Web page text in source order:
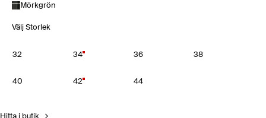
Mörkgrön
Välj Storlek
32 34 36 38
40 42 44
Hitta i butik